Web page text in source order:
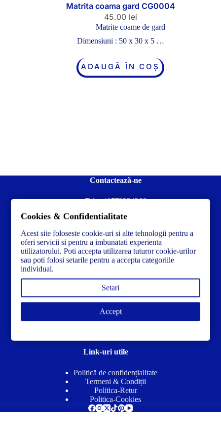
Matrita coama gard CG0004
45.00 lei
Matrite coame de gard
Dimensiuni : 50 x 30 x 5 …
ADAUGĂ ÎN COȘ
Contactează-ne
Tel:+40772234268
Ai nevoie de ajutor sau ai întrebări?
Contacteză-ne la:✉️contact@concrete-forma.com
Str. Dacia Nr 12 Ineu, Arad 315300 Romania
Link-uri utile
Politică de confidențialitate
Termeni & Condiții
Politica-Retur
Politica-Cookies
Cookies & Confidentialitate
Acest site foloseste cookie-uri si alte tehnologii pentru a
oferi servicii si pentru a imbunatati experienta
utilizatorului. Poti accepta utilizarea tuturor cookie-urilor
sau poti folosi setarile pentru a accepta categoriile
individual.
Setari
Accept